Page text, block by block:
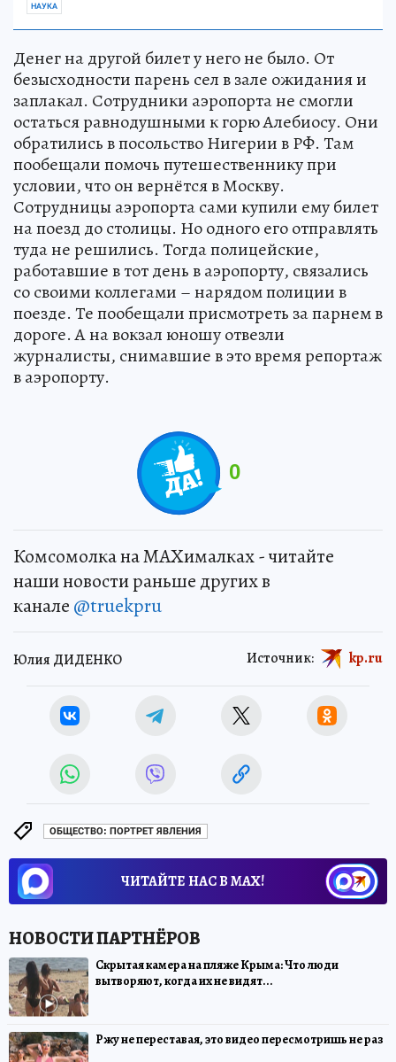
НАУКА
Денег на другой билет у него не было. От
безысходности парень сел в зале ожидания и
заплакал. Сотрудники аэропорта не смогли
остаться равнодушными к горю Алебиосу. Они
обратились в посольство Нигерии в РФ. Там
пообещали помочь путешественнику при
условии, что он вернётся в Москву.
Сотрудницы аэропорта сами купили ему билет
на поезд до столицы. Но одного его отправлять
туда не решились. Тогда полицейские,
работавшие в тот день в аэропорту, связались
со своими коллегами – нарядом полиции в
поезде. Те пообещали присмотреть за парнем в
дороге. А на вокзал юношу отвезли
журналисты, снимавшие в это время репортаж
в аэропорту.
0
Комсомолка на MAXималках - читайте
наши новости раньше других в
канале @truekpru
Юлия ДИДЕНКО Источник: kp.ru
ОБЩЕСТВО: ПОРТРЕТ ЯВЛЕНИЯ
ЧИТАЙТЕ НАС В МАХ!
Скрытая камера на пляже Крыма: Что люди
вытворяют, когда их не видят...
Ржу не переставая, это видео пересмотришь не раз